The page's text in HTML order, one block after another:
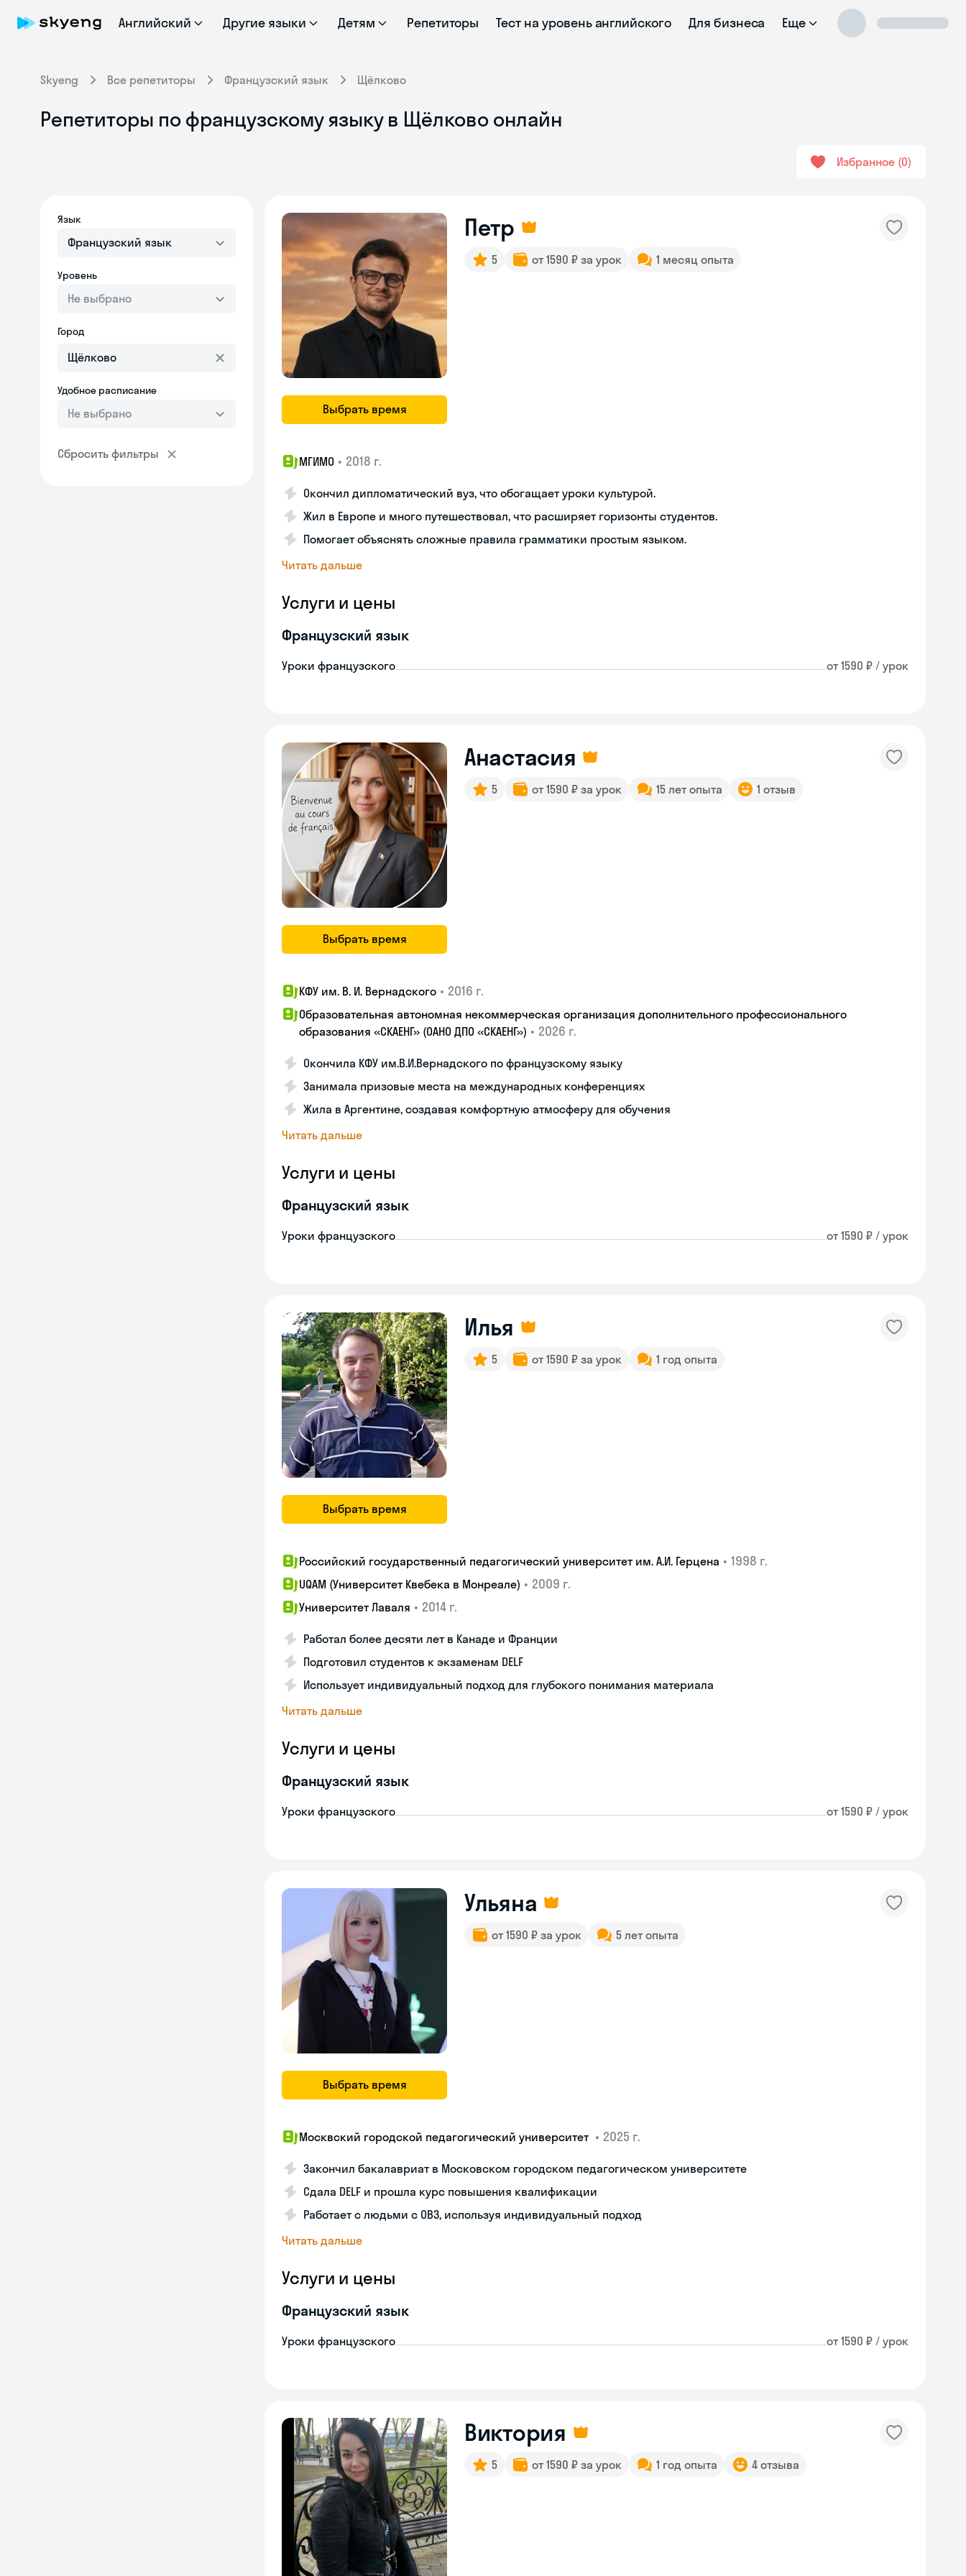
Английский Другие языки Детям Репетиторы Тест на уровень английского Для бизнеса Еще
Skyeng Все репетиторы Французский язык Щёлково
Репетиторы по французскому языку в Щёлково онлайн
Избранное 0
Язык
Французский язык
Уровень
Не выбрано
Город
Удобное расписание
Не выбрано
Сбросить фильтры
Выбрать время
Петр
5 от 1590 ₽ за урок 1 месяц опыта
МГИМО • 2018 г.
Окончил дипломатический вуз, что обогащает уроки культурой.
Жил в Европе и много путешествовал, что расширяет горизонты студентов.
Помогает объяснять сложные правила грамматики простым языком.
Читать дальше
Услуги и цены
Французский язык
Уроки французского от 1590 ₽ / урок
Выбрать время
Анастасия
5 от 1590 ₽ за урок 15 лет опыта 1 отзыв
КФУ им. В. И. Вернадского • 2016 г.
Образовательная автономная некоммерческая организация дополнительного профессионального
образования «СКАЕНГ» (ОАНО ДПО «СКАЕНГ») • 2026 г.
Окончила КФУ им.В.И.Вернадского по французскому языку
Занимала призовые места на международных конференциях
Жила в Аргентине, создавая комфортную атмосферу для обучения
Читать дальше
Услуги и цены
Французский язык
Уроки французского от 1590 ₽ / урок
Выбрать время
Илья
5 от 1590 ₽ за урок 1 год опыта
Российский государственный педагогический университет им. А.И. Герцена • 1998 г.
UQAM (Университет Квебека в Монреале) • 2009 г.
Университет Лаваля • 2014 г.
Работал более десяти лет в Канаде и Франции
Подготовил студентов к экзаменам DELF
Использует индивидуальный подход для глубокого понимания материала
Читать дальше
Услуги и цены
Французский язык
Уроки французского от 1590 ₽ / урок
Выбрать время
Ульяна
от 1590 ₽ за урок 5 лет опыта
Москвский городской педагогический университет • 2025 г.
Закончил бакалавриат в Московском городском педагогическом университете
Сдала DELF и прошла курс повышения квалификации
Работает с людьми с ОВЗ, используя индивидуальный подход
Читать дальше
Услуги и цены
Французский язык
Уроки французского от 1590 ₽ / урок
Виктория
5 от 1590 ₽ за урок 1 год опыта 4 отзыва